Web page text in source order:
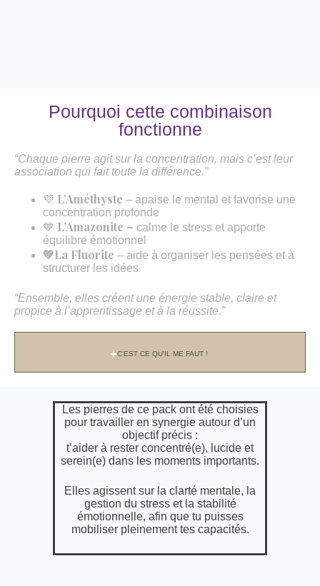
Pourquoi cette combinaison
fonctionne
“Chaque pierre agit sur la concentration, mais c’est leur
association qui fait toute la différence.”
💜 L’Améthyste – apaise le mental et favorise une
concentration profonde
💙 L’Amazonite – calme le stress et apporte
équilibre émotionnel
💚La Fluorite – aide à organiser les pensées et à
structurer les idées
“Ensemble, elles créent une énergie stable, claire et
propice à l’apprentissage et à la réussite.”
C'EST CE QU'IL ME FAUT !
Les pierres de ce pack ont été choisies
pour travailler en synergie autour d’un
objectif précis :
t’aider à rester concentré(e), lucide et
serein(e) dans les moments importants.
Elles agissent sur la clarté mentale, la
gestion du stress et la stabilité
émotionnelle, afin que tu puisses
mobiliser pleinement tes capacités.